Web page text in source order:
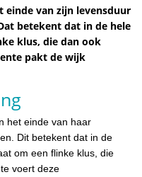
einde van zijn levensduur
betekent dat in de hele
klus, die dan ook
pakt de wijk
het einde van haar
Dit betekent dat in de
om een flinke klus, die
voert deze